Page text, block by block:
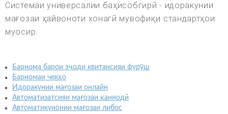
Системаи универсалии баҳисобгирӣ - идоракунии
мағозаи ҳайвоноти хонагӣ мувофиқи стандартҳои
муосир.
Барнома барои эҷоди квитансияи фурӯш
Барномаи чекҳо
Идоракунии мағозаи онлайн
Автоматизатсияи мағозаи қаннодӣ
Автоматикунонии мағозаи либос